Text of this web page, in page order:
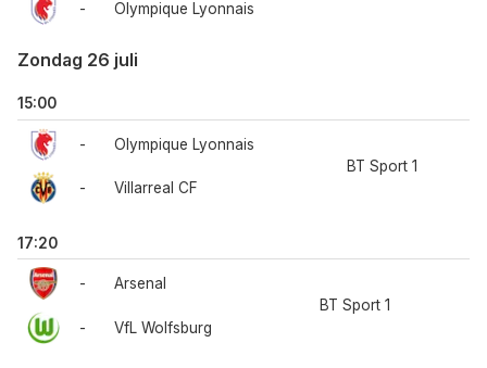
- Olympique Lyonnais
Zondag 26 juli
15:00
-
-
Olympique Lyonnais
Villarreal CF
BT Sport 1
17:20
-
-
Arsenal
VfL Wolfsburg
BT Sport 1